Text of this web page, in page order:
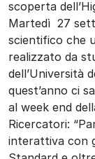
scoperta
Martedì 27
scientifico che
realizzato da
dell’Università
quest’anno ci
al week end
Ricercatori:
interattiva con